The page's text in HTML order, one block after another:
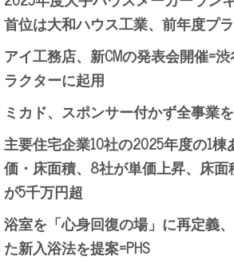
首位は大和ハウス工業、前年度プ
アイ工務店、新CMの発表会開催=
ラクターに起用
ミカド、スポンサー付かず全事業
主要住宅企業10社の2025年度の1
価・床面積、8社が単価上昇、床面
が5千万円超
浴室を「心身回復の場」に再定義
た新入浴法を提案=PHS